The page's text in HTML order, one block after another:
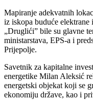
Mapiranje adekvatnih
iz iskopa buduće elektrane
„Druglići” bile su glavne
ministarstava, EPS-a i
Prijepolje.
Savetnik za kapitalne
energetike Milan Aleksić
energetski objekat koji se
ekonomiju države, kao i